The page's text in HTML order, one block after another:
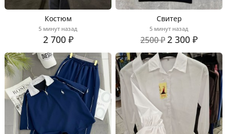
Костюм
5 минут назад
2 700 ₽
Свитер
5 минут назад
2500 ₽2 300 ₽